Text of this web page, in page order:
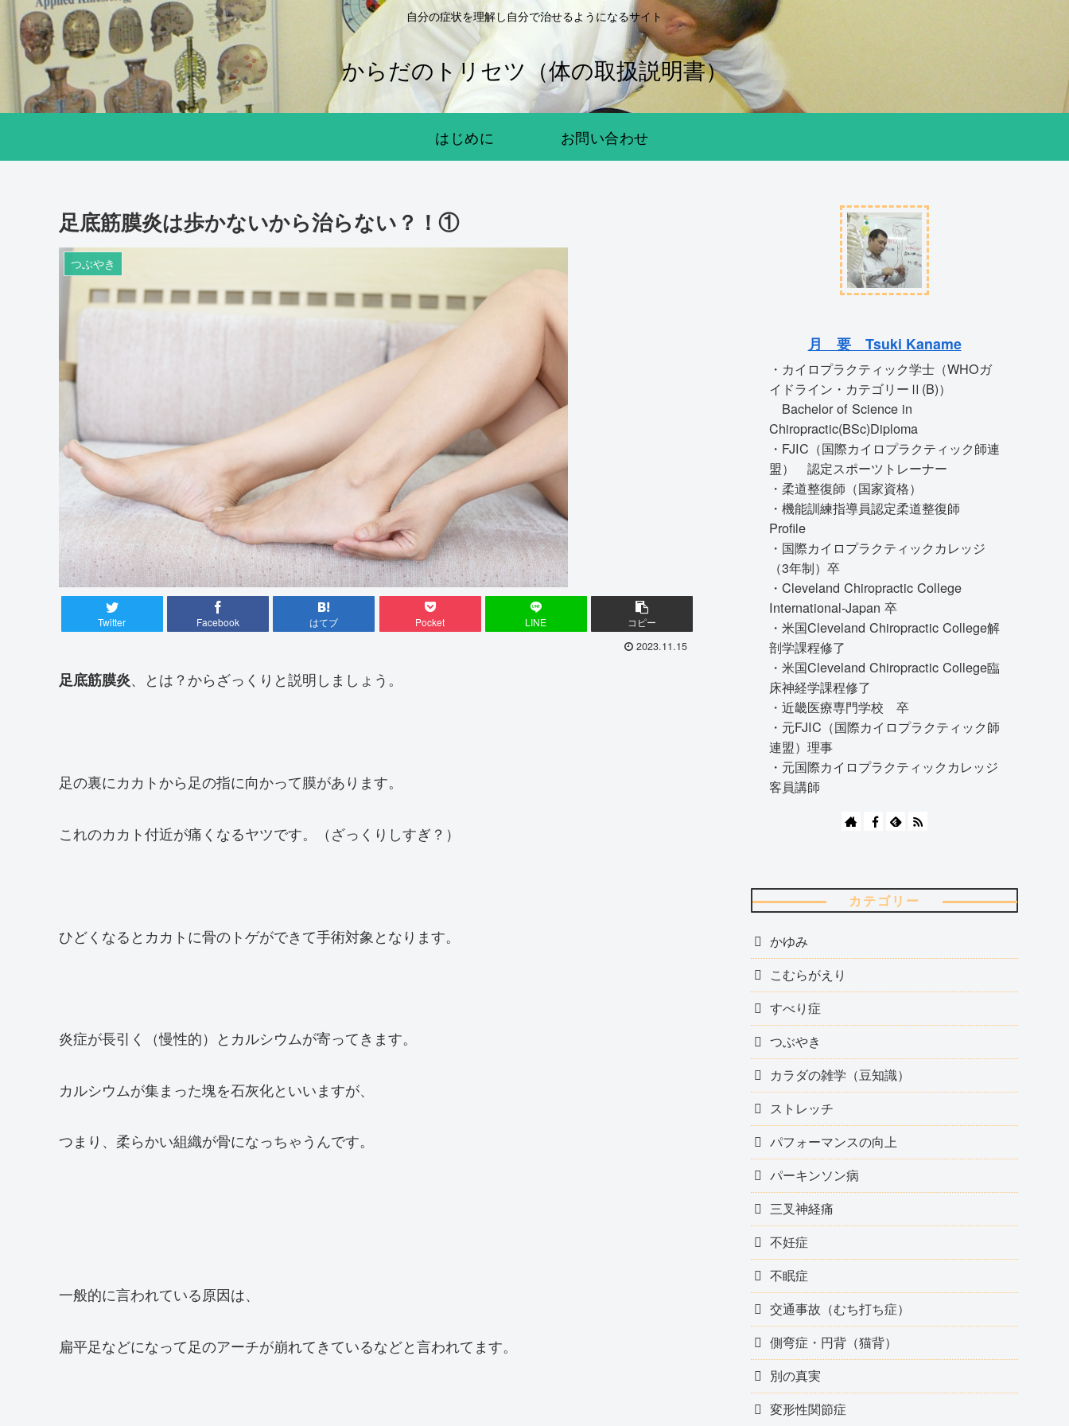
自分の症状を理解し自分で治せるようになるサイト
からだのトリセツ（体の取扱説明書）
はじめに お問い合わせ
足底筋膜炎は歩かないから治らない？！①
つぶやき
Twitter Facebook はてブ Pocket LINE コピー
2023.11.15
足底筋膜炎、とは？からざっくりと説明しましょう。
足の裏にカカトから足の指に向かって膜があります。
これのカカト付近が痛くなるヤツです。（ざっくりしすぎ？）
ひどくなるとカカトに骨のトゲができて手術対象となります。
炎症が長引く（慢性的）とカルシウムが寄ってきます。
カルシウムが集まった塊を石灰化といいますが、
つまり、柔らかい組織が骨になっちゃうんです。
一般的に言われている原因は、
扁平足などになって足のアーチが崩れてきているなどと言われてます。
月 要 Tsuki Kaname
・カイロプラクティック学士（WHOガ
イドライン・カテゴリーⅡ(B)）
Bachelor of Science in
Chiropractic(BSc)Diploma
・FJIC（国際カイロプラクティック師連
盟） 認定スポーツトレーナー
・柔道整復師（国家資格）
・機能訓練指導員認定柔道整復師
Profile
・国際カイロプラクティックカレッジ
（3年制）卒
・Cleveland Chiropractic College
International-Japan 卒
・米国Cleveland Chiropractic College解
剖学課程修了
・米国Cleveland Chiropractic College臨
床神経学課程修了
・近畿医療専門学校 卒
・元FJIC（国際カイロプラクティック師
連盟）理事
・元国際カイロプラクティックカレッジ
客員講師
カテゴリー
かゆみ
こむらがえり
すべり症
つぶやき
カラダの雑学（豆知識）
ストレッチ
パフォーマンスの向上
パーキンソン病
三叉神経痛
不妊症
不眠症
交通事故（むち打ち症）
側弯症・円背（猫背）
別の真実
変形性関節症